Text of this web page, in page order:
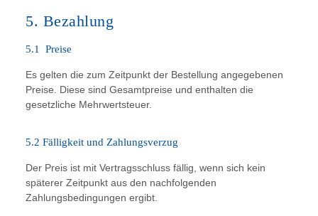
5. Bezahlung
5.1 Preise
Es gelten die zum Zeitpunkt der Bestellung angegebenen
Preise. Diese sind Gesamtpreise und enthalten die
gesetzliche Mehrwertsteuer.
5.2 Fälligkeit und Zahlungsverzug
Der Preis ist mit Vertragsschluss fällig, wenn sich kein
späterer Zeitpunkt aus den nachfolgenden
Zahlungsbedingungen ergibt.